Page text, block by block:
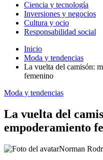
Ciencia y tecnología
Inversiones y negocios
Cultura y ocio
Responsabilidad social
Inicio
Moda y tendencias
La vuelta del camisón:
femenino
Moda y tendencias
La vuelta del
empoderamiento
Norman